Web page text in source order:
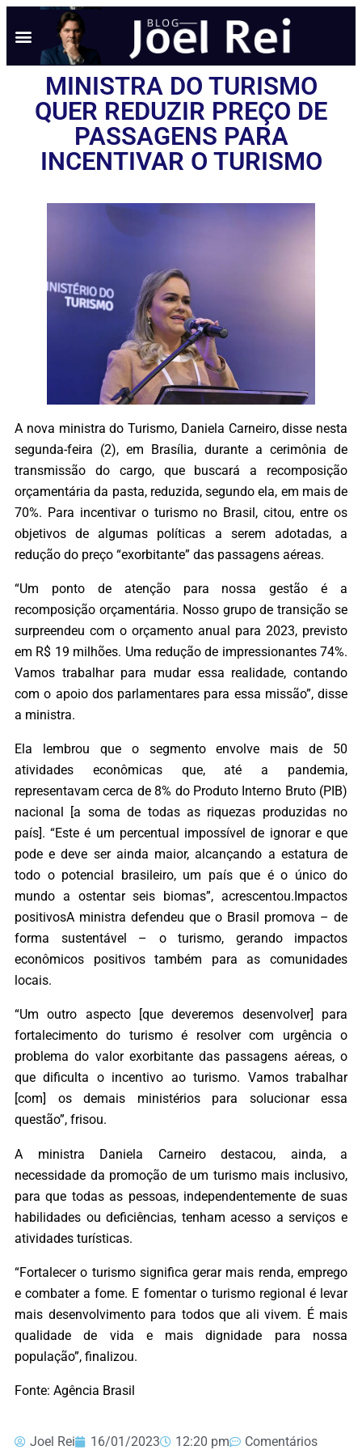
MINISTRA DO TURISMO
QUER REDUZIR PREÇO DE
PASSAGENS PARA
INCENTIVAR O TURISMO
A nova ministra do Turismo, Daniela Carneiro, disse nesta
segunda-feira (2), em Brasília, durante a cerimônia de
transmissão do cargo, que buscará a recomposição
orçamentária da pasta, reduzida, segundo ela, em mais de
70%. Para incentivar o turismo no Brasil, citou, entre os
objetivos de algumas políticas a serem adotadas, a
redução do preço “exorbitante” das passagens aéreas.
“Um ponto de atenção para nossa gestão é a
recomposição orçamentária. Nosso grupo de transição se
surpreendeu com o orçamento anual para 2023, previsto
em R$ 19 milhões. Uma redução de impressionantes 74%.
Vamos trabalhar para mudar essa realidade, contando
com o apoio dos parlamentares para essa missão”, disse
a ministra.
Ela lembrou que o segmento envolve mais de 50
atividades econômicas que, até a pandemia,
representavam cerca de 8% do Produto Interno Bruto (PIB)
nacional [a soma de todas as riquezas produzidas no
país]. “Este é um percentual impossível de ignorar e que
pode e deve ser ainda maior, alcançando a estatura de
todo o potencial brasileiro, um país que é o único do
mundo a ostentar seis biomas”, acrescentou.Impactos
positivosA ministra defendeu que o Brasil promova – de
forma sustentável – o turismo, gerando impactos
econômicos positivos também para as comunidades
locais.
“Um outro aspecto [que deveremos desenvolver] para
fortalecimento do turismo é resolver com urgência o
problema do valor exorbitante das passagens aéreas, o
que dificulta o incentivo ao turismo. Vamos trabalhar
[com] os demais ministérios para solucionar essa
questão”, frisou.
A ministra Daniela Carneiro destacou, ainda, a
necessidade da promoção de um turismo mais inclusivo,
para que todas as pessoas, independentemente de suas
habilidades ou deficiências, tenham acesso a serviços e
atividades turísticas.
“Fortalecer o turismo significa gerar mais renda, emprego
e combater a fome. E fomentar o turismo regional é levar
mais desenvolvimento para todos que ali vivem. É mais
qualidade de vida e mais dignidade para nossa
população”, finalizou.
Fonte: Agência Brasil
Joel Rei 16/01/2023 12:20 pm Comentários